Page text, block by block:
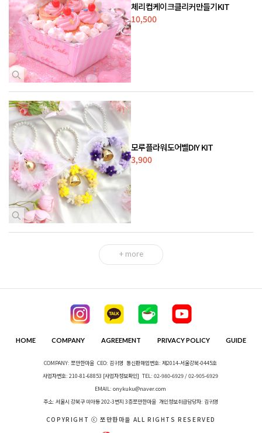
체리컵케이크클리커만들기KIT
10,500
모루플라워도어벨DIY KIT
3,900
+ more
HOME COMPANY AGREEMENT PRIVACY POLICY GUIDE
COMPANY: 쪼만한마을 CEO: 김귀영 통신판매업번호: 제2014-서울강북-0445호
사업자번호: 210-81-68853 [사업자정보확인] TEL: 02-980-6929 / 02-905-6929
EMAIL: onykuku@naver.com
주소: 서울시 강북구 미아동 202-3번지 3층쪼만한마을 개인정보취급담당자: 김귀영
COPYRIGHT ⓒ 쪼만한마을 ALL RIGHTS RESERVED